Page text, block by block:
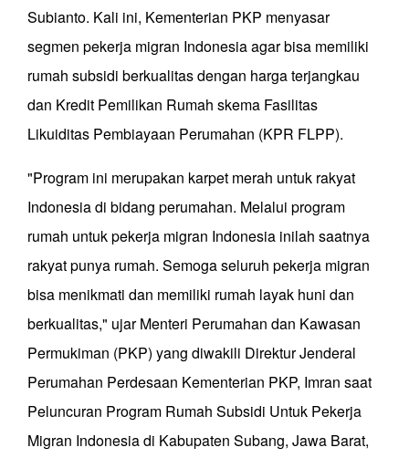
Subianto. Kali ini, Kementerian PKP menyasar
segmen pekerja migran Indonesia agar bisa memiliki
rumah subsidi berkualitas dengan harga terjangkau
dan Kredit Pemilikan Rumah skema Fasilitas
Likuiditas Pembiayaan Perumahan (KPR FLPP).
"Program ini merupakan karpet merah untuk rakyat
Indonesia di bidang perumahan. Melalui program
rumah untuk pekerja migran Indonesia inilah saatnya
rakyat punya rumah. Semoga seluruh pekerja migran
bisa menikmati dan memiliki rumah layak huni dan
berkualitas," ujar Menteri Perumahan dan Kawasan
Permukiman (PKP) yang diwakili Direktur Jenderal
Perumahan Perdesaan Kementerian PKP, Imran saat
Peluncuran Program Rumah Subsidi Untuk Pekerja
Migran Indonesia di Kabupaten Subang, Jawa Barat,